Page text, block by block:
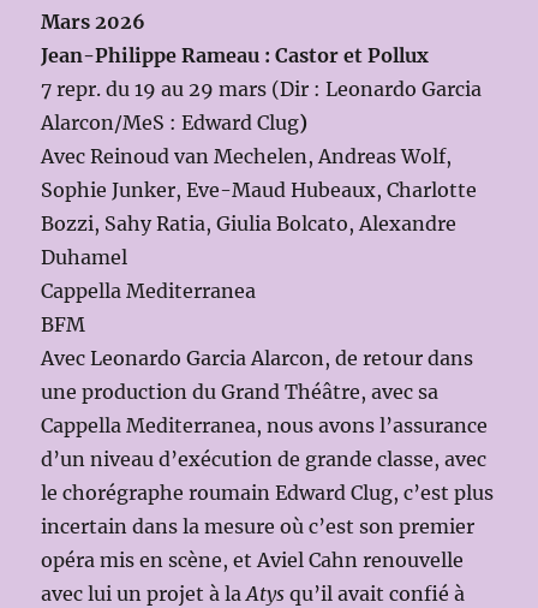
Mars 2026
Jean-Philippe Rameau : Castor et Pollux
7 repr. du 19 au 29 mars (Dir : Leonardo Garcia
Alarcon/MeS : Edward Clug)
Avec Reinoud van Mechelen, Andreas Wolf,
Sophie Junker, Eve-Maud Hubeaux, Charlotte
Bozzi, Sahy Ratia, Giulia Bolcato, Alexandre
Duhamel
Cappella Mediterranea
BFM
Avec Leonardo Garcia Alarcon, de retour dans
une production du Grand Théâtre, avec sa
Cappella Mediterranea, nous avons l’assurance
d’un niveau d’exécution de grande classe, avec
le chorégraphe roumain Edward Clug, c’est plus
incertain dans la mesure où c’est son premier
opéra mis en scène, et Aviel Cahn renouvelle
avec lui un projet à laAtys qu’il avait confié à